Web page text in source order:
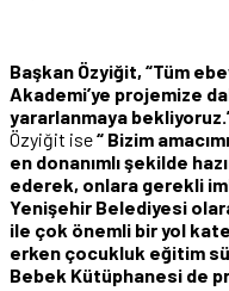
Başkan Özyiğit, “Tüm
Akademi’ye projemize
yararlanmaya
Özyiğit ise“ Bizim
en donanımlı şekilde
ederek, onlara gerekli
Yenişehir Belediyesi
ile çok önemli bir yol
erken çocukluk eğitim
Bebek Kütüphanesi de